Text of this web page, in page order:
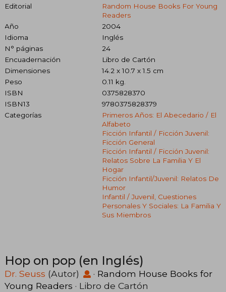
Editorial
Random House Books For Young
Readers
Año
2004
Idioma
Inglés
N° páginas
24
Encuadernación
Libro de Cartón
Dimensiones
14.2 x 10.7 x 1.5 cm
Peso
0.11 kg.
ISBN
0375828370
ISBN13
9780375828379
Categorías
Primeros Años: El Abecedario / El
Alfabeto
Ficción Infantil / Ficción Juvenil:
Ficción General
Ficción Infantil / Ficción Juvenil:
Relatos Sobre La Familia Y El
Hogar
Ficción Infantil/juvenil: Relatos De
Humor
Infantil / Juvenil, Cuestiones
Personales Y Sociales: La Familia Y
Sus Miembros
Hop on pop (en Inglés)
Dr. Seuss (Autor) · Random House Books for
Young Readers · Libro de Cartón